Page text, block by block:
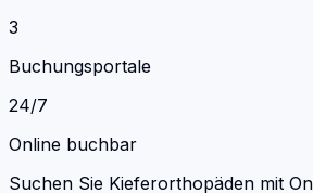
3
Buchungsportale
24/7
Online buchbar
Suchen Sie Kieferorthopäden mit